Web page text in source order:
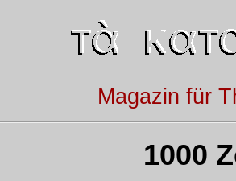
Magazin für
1000